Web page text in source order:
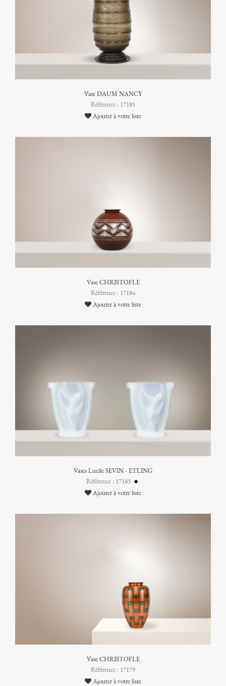
Vase DAUM NANCY
Référence : 17185
Ajouter à votre liste
Vase CHRISTOFLE
Référence : 17184
Ajouter à votre liste
Vases Lucile SEVIN - ETLING
Référence : 17183
Ajouter à votre liste
Vase CHRISTOFLE
Référence : 17179
Ajouter à votre liste